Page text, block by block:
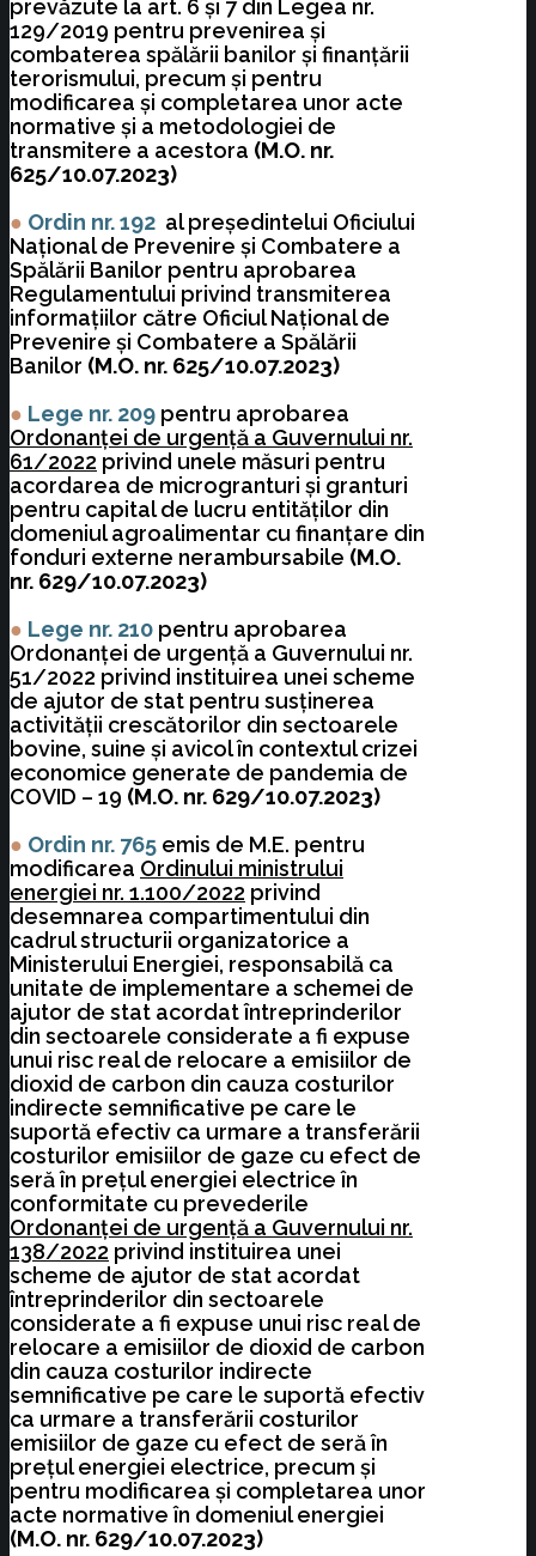
prevăzute la art. 6 și 7 din Legea nr.
129/2019 pentru prevenirea și
combaterea spălării banilor și finanțării
terorismului, precum și pentru
modificarea și completarea unor acte
normative și a metodologiei de
transmitere a acestora (M.O. nr.
625/10.07.2023)
● Ordin nr. 192 al președintelui Oficiului
Național de Prevenire și Combatere a
Spălării Banilor pentru aprobarea
Regulamentului privind transmiterea
informațiilor către Oficiul Național de
Prevenire și Combatere a Spălării
Banilor (M.O. nr. 625/10.07.2023)
● Lege nr. 209 pentru aprobarea
Ordonanţei de urgenţă a Guvernului nr.
61/2022 privind unele măsuri pentru
acordarea de microgranturi şi granturi
pentru capital de lucru entităţilor din
domeniul agroalimentar cu finanţare din
fonduri externe nerambursabile (M.O.
nr. 629/10.07.2023)
● Lege nr. 210 pentru aprobarea
Ordonanţei de urgenţă a Guvernului nr.
51/2022 privind instituirea unei scheme
de ajutor de stat pentru susţinerea
activităţii crescătorilor din sectoarele
bovine, suine şi avicol în contextul crizei
economice generate de pandemia de
COVID – 19 (M.O. nr. 629/10.07.2023)
● Ordin nr. 765 emis de M.E. pentru
modificarea Ordinului ministrului
energiei nr. 1.100/2022 privind
desemnarea compartimentului din
cadrul structurii organizatorice a
Ministerului Energiei, responsabilă ca
unitate de implementare a schemei de
ajutor de stat acordat întreprinderilor
din sectoarele considerate a fi expuse
unui risc real de relocare a emisiilor de
dioxid de carbon din cauza costurilor
indirecte semnificative pe care le
suportă efectiv ca urmare a transferării
costurilor emisiilor de gaze cu efect de
seră în preţul energiei electrice în
conformitate cu prevederile
Ordonanţei de urgenţă a Guvernului nr.
138/2022 privind instituirea unei
scheme de ajutor de stat acordat
întreprinderilor din sectoarele
considerate a fi expuse unui risc real de
relocare a emisiilor de dioxid de carbon
din cauza costurilor indirecte
semnificative pe care le suportă efectiv
ca urmare a transferării costurilor
emisiilor de gaze cu efect de seră în
preţul energiei electrice, precum şi
pentru modificarea şi completarea unor
acte normative în domeniul energiei
(M.O. nr. 629/10.07.2023)